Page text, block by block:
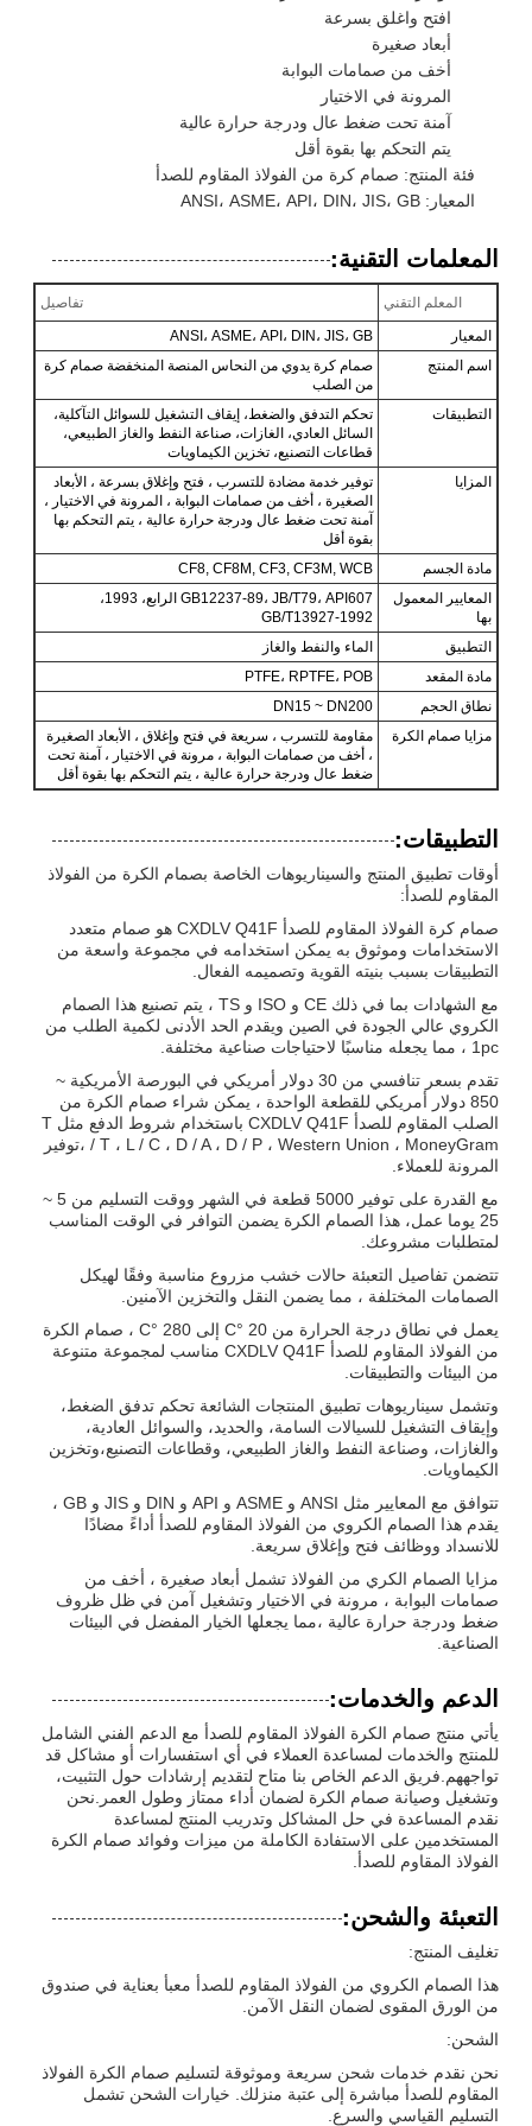
افتح واغلق بسرعة
أبعاد صغيرة
أخف من صمامات البوابة
المرونة في الاختيار
آمنة تحت ضغط عال ودرجة حرارة عالية
يتم التحكم بها بقوة أقل
فئة المنتج: صمام كرة من الفولاذ المقاوم للصدأ
المعيار: ANSI، ASME، API، DIN، JIS، GB
المعلمات التقنية:
المعلم التقني
تفاصيل
المعيار
ANSI، ASME، API، DIN، JIS، GB
اسم المنتج
صمام كرة يدوي من النحاس المنصة المنخفضة صمام كرة
من الصلب
التطبيقات
تحكم التدفق والضغط، إيقاف التشغيل للسوائل التآكلية،
السائل العادي، الغازات، صناعة النفط والغاز الطبيعي،
قطاعات التصنيع، تخزين الكيماويات
المزايا
توفير خدمة مضادة للتسرب ، فتح وإغلاق بسرعة ، الأبعاد
الصغيرة ، أخف من صمامات البوابة ، المرونة في الاختيار ،
آمنة تحت ضغط عال ودرجة حرارة عالية ، يتم التحكم بها
بقوة أقل
مادة الجسم
CF8, CF8M, CF3, CF3M, WCB
المعايير المعمول
بها
GB12237-89، JB/T79، API607 الرابع، 1993،
GB/T13927-1992
التطبيق
الماء والنفط والغاز
مادة المقعد
PTFE، RPTFE، POB
نطاق الحجم
DN15 ~ DN200
مزايا صمام الكرة
مقاومة للتسرب ، سريعة في فتح وإغلاق ، الأبعاد الصغيرة
، أخف من صمامات البوابة ، مرونة في الاختيار ، آمنة تحت
ضغط عال ودرجة حرارة عالية ، يتم التحكم بها بقوة أقل
التطبيقات:
أوقات تطبيق المنتج والسيناريوهات الخاصة بصمام الكرة من الفولاذ
المقاوم للصدأ:
صمام كرة الفولاذ المقاوم للصدأ CXDLV Q41F هو صمام متعدد
الاستخدامات وموثوق به يمكن استخدامه في مجموعة واسعة من
التطبيقات بسبب بنيته القوية وتصميمه الفعال.
مع الشهادات بما في ذلك CE و ISO و TS ، يتم تصنيع هذا الصمام
الكروي عالي الجودة في الصين ويقدم الحد الأدنى لكمية الطلب من
1pc ، مما يجعله مناسبًا لاحتياجات صناعية مختلفة.
تقدم بسعر تنافسي من 30 دولار أمريكي في البورصة الأمريكية ~
850 دولار أمريكي للقطعة الواحدة ، يمكن شراء صمام الكرة من
الصلب المقاوم للصدأ CXDLV Q41F باستخدام شروط الدفع مثل T
/ T ، L / C ، D / A ، D / P ، Western Union ، MoneyGram ،توفير
المرونة للعملاء.
مع القدرة على توفير 5000 قطعة في الشهر ووقت التسليم من 5 ~
25 يوما عمل، هذا الصمام الكرة يضمن التوافر في الوقت المناسب
لمتطلبات مشروعك.
تتضمن تفاصيل التعبئة حالات خشب مزروع مناسبة وفقًا لهيكل
الصمامات المختلفة ، مما يضمن النقل والتخزين الآمنين.
يعمل في نطاق درجة الحرارة من 20 °C إلى 280 °C ، صمام الكرة
من الفولاذ المقاوم للصدأ CXDLV Q41F مناسب لمجموعة متنوعة
من البيئات والتطبيقات.
وتشمل سيناريوهات تطبيق المنتجات الشائعة تحكم تدفق الضغط،
وإيقاف التشغيل للسيالات السامة، والحديد، والسوائل العادية،
والغازات، وصناعة النفط والغاز الطبيعي، وقطاعات التصنيع،وتخزين
الكيماويات.
تتوافق مع المعايير مثل ANSI و ASME و API و DIN و JIS و GB ،
يقدم هذا الصمام الكروي من الفولاذ المقاوم للصدأ أداءً مضادًا
للانسداد ووظائف فتح وإغلاق سريعة.
مزايا الصمام الكري من الفولاذ تشمل أبعاد صغيرة ، أخف من
صمامات البوابة ، مرونة في الاختيار وتشغيل آمن في ظل ظروف
ضغط ودرجة حرارة عالية ،مما يجعلها الخيار المفضل في البيئات
الصناعية.
الدعم والخدمات:
يأتي منتج صمام الكرة الفولاذ المقاوم للصدأ مع الدعم الفني الشامل
للمنتج والخدمات لمساعدة العملاء في أي استفسارات أو مشاكل قد
تواجههم.فريق الدعم الخاص بنا متاح لتقديم إرشادات حول التثبيت،
وتشغيل وصيانة صمام الكرة لضمان أداء ممتاز وطول العمر.نحن
نقدم المساعدة في حل المشاكل وتدريب المنتج لمساعدة
المستخدمين على الاستفادة الكاملة من ميزات وفوائد صمام الكرة
الفولاذ المقاوم للصدأ.
التعبئة والشحن:
تغليف المنتج:
هذا الصمام الكروي من الفولاذ المقاوم للصدأ معبأ بعناية في صندوق
من الورق المقوى لضمان النقل الآمن.
الشحن:
نحن نقدم خدمات شحن سريعة وموثوقة لتسليم صمام الكرة الفولاذ
المقاوم للصدأ مباشرة إلى عتبة منزلك. خيارات الشحن تشمل
التسليم القياسي والسرع.